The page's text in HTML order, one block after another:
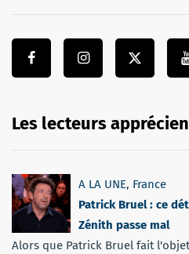
Les lecteurs
A LA UNE, France
Patrick Bruel : ce
Zénith passe mal
Alors que Patrick Bruel fait